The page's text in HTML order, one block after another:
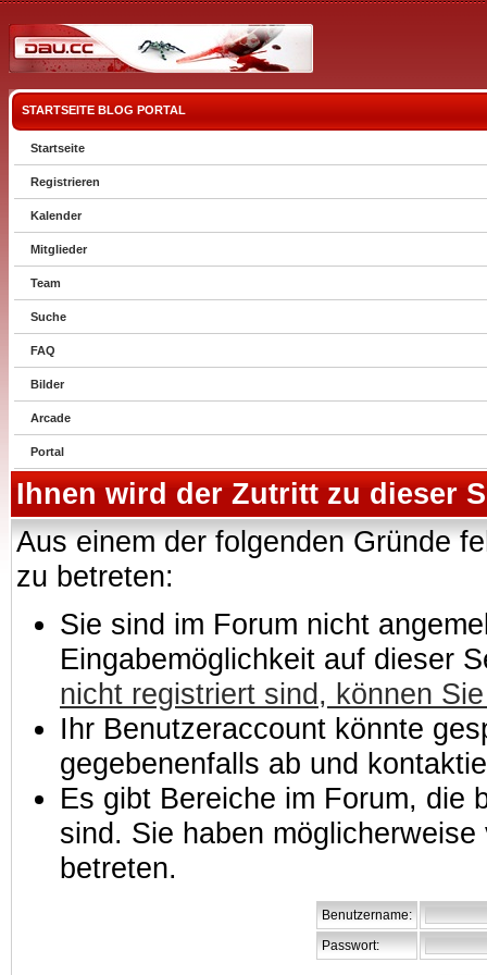
STARTSEITE BLOG PORTAL
Startseite
Registrieren
Kalender
Mitglieder
Team
Suche
FAQ
Bilder
Arcade
Portal
Ihnen wird der Zutritt zu dieser
Aus einem der folgenden Gründe
zu betreten:
Sie sind im Forum nicht
Eingabemöglichkeit auf dieser
nicht registriert sind, können
Ihr Benutzeraccount könnte
gegebenenfalls ab und
Es gibt Bereiche im Forum, die
sind. Sie haben
betreten.
Benutzername:
Passwort: